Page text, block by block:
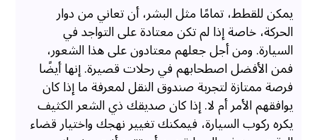
يمكن للقطط، تمامًا مثل البشر، أن تعاني من دوار
الحركة، خاصة إذا لم تكن معتادة على التواجد في
السيارة. ومن أجل جعلهم معتادون على هذا الشعور،
فمن الأفضل اصطحابهم في رحلات قصيرة. إنها أيضًا
فرصة ممتازة لتجربة صندوق النقل لمعرفة ما إذا كان
يوافقهم الأمر أم لا. إذا كان صديقك ذي الشعر الكثيف
يكره ركوب السيارة، فيمكنك تغيير نهجك واختيار قضاء